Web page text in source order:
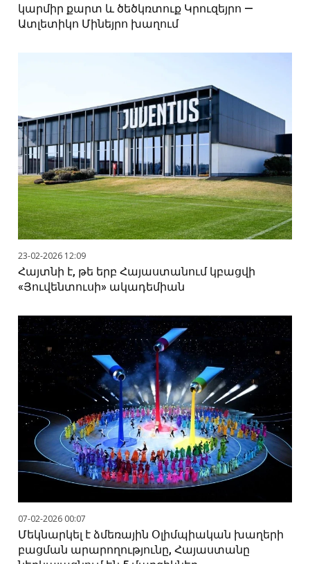
կարմիր քարտ և ծեծկռտուք Կրուզեյրո —
Ատլետիկո Մինեյրո խաղում
23-02-2026 12:09
Հայտնի է, թե երբ Հայաստանում կբացվի
«Յուվենտուսի» ակադեմիան
07-02-2026 00:07
Մեկնարկել է ձմեռային Օլիմպիական խաղերի
բացման արարողությունը, Հայաստանը